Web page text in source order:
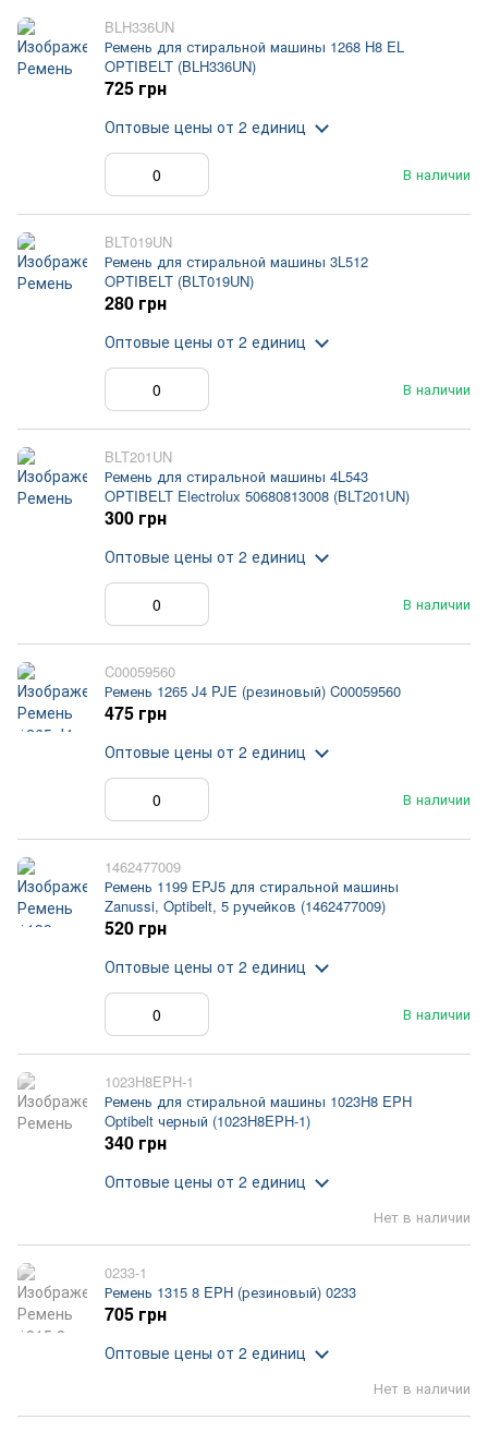
BLH336UN
Ремень для стиральной машины 1268 H8 EL
OPTIBELT (BLH336UN)
В наличии
725 грн
Оптовые цены от 2 единиц
BLT019UN
Ремень для стиральной машины 3L512
OPTIBELT (BLT019UN)
В наличии
280 грн
Оптовые цены от 2 единиц
BLT201UN
Ремень для стиральной машины 4L543
OPTIBELT Electrolux 50680813008 (BLT201UN)
В наличии
300 грн
Оптовые цены от 2 единиц
C00059560
Ремень 1265 J4 PJE (резиновый) C00059560
В наличии
475 грн
Оптовые цены от 2 единиц
1462477009
Ремень 1199 EPJ5 для стиральной машины
Zanussi, Optibelt, 5 ручейков (1462477009)
В наличии
520 грн
Оптовые цены от 2 единиц
1023H8EPH-1
Ремень для стиральной машины 1023H8 EPH
Optibelt черный (1023H8EPH-1)
Нет в наличии
340 грн
Оптовые цены от 2 единиц
0233-1
Ремень 1315 8 EPH (резиновый) 0233
Нет в наличии
705 грн
Оптовые цены от 2 единиц